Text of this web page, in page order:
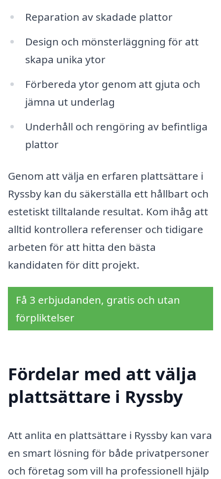
Reparation av skadade plattor
Design och mönsterläggning för att
skapa unika ytor
Förbereda ytor genom att gjuta och
jämna ut underlag
Underhåll och rengöring av befintliga
plattor
Genom att välja en erfaren plattsättare i
Ryssby kan du säkerställa ett hållbart och
estetiskt tilltalande resultat. Kom ihåg att
alltid kontrollera referenser och tidigare
arbeten för att hitta den bästa
kandidaten för ditt projekt.
Få 3 erbjudanden, gratis och utan
förpliktelser
Fördelar med att välja
plattsättare i Ryssby
Att anlita en plattsättare i Ryssby kan vara
en smart lösning för både privatpersoner
och företag som vill ha professionell hjälp